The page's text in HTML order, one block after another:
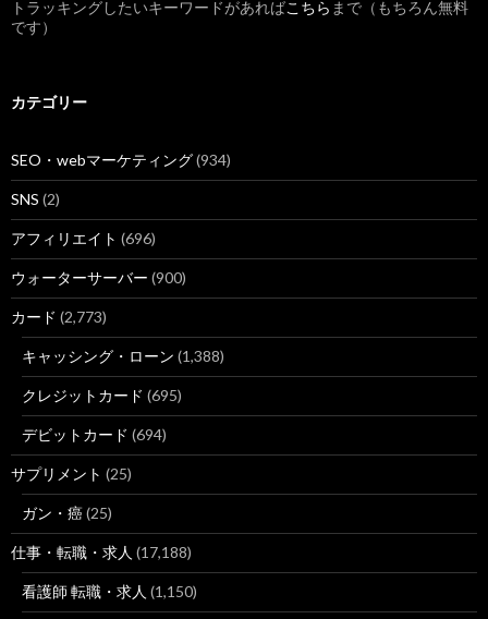
トラッキングしたいキーワードがあればこちら まで（もちろん無料
です）
カテゴリー
SEO・webマーケティング(934)
SNS (2)
アフィリエイト (696)
ウォーターサーバー (900)
カード (2,773)
キャッシング・ローン (1,388)
クレジットカード (695)
デビットカード (694)
サプリメント (25)
ガン・癌(25)
仕事・転職・求人 (17,188)
看護師 転職・求人 (1,150)